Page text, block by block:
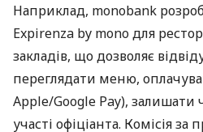
Наприклад, monobank
Expirenza by mono для
закладів, що дозволяє
переглядати меню,
Apple/Google Pay), залишати
участі офіціанта. Комісія